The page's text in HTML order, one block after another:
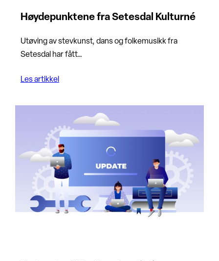
Høydepunktene fra Setesdal Kulturné
Utøving av stevkunst, dans og folkemusikk fra
Setesdal har fått…
Les artikkel